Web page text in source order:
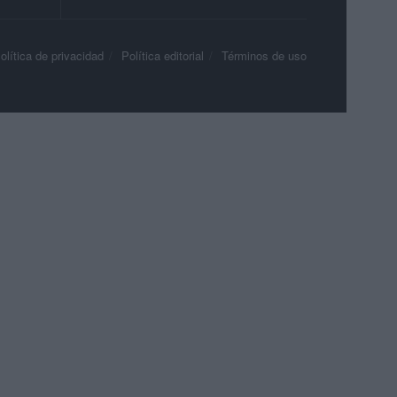
de privacidad Política editorial Términos de uso